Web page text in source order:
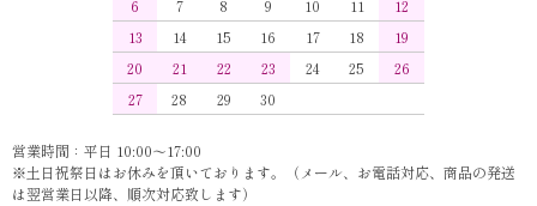
6
7 8 9 10 11
12
13
14 15 16 17 18
19
20
21 22 23 24 25
26
27
28 29 30
営業時間：平日 10:00～17:00
※土日祝祭日はお休みを頂いております。（メール、お電話対応、商品の発送
は翌営業日以降、順次対応致します）